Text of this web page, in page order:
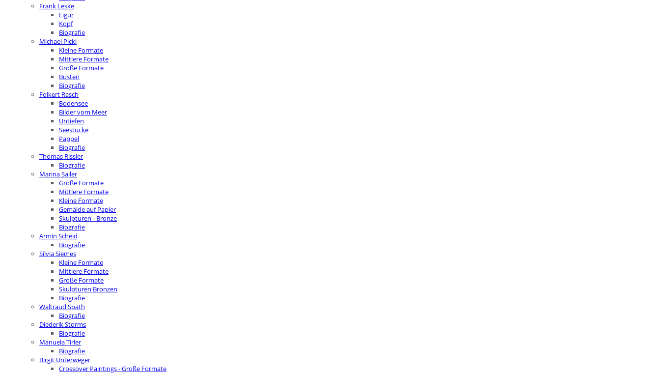
Frank Leske
Figur
Kopf
Biografie
Michael Pickl
Kleine Formate
Mittlere Formate
Große Formate
Büsten
Biografie
Folkert Rasch
Bodensee
Bilder vom Meer
Untiefen
Seestücke
Pappel
Biografie
Thomas Rissler
Biografie
Marina Sailer
Große Formate
Mittlere Formate
Kleine Formate
Gemälde auf Papier
Skulpturen - Bronze
Biografie
Armin Scheid
Biografie
Silvia Siemes
Kleine Formate
Mittlere Formate
Große Formate
Skulpturen Bronzen
Biografie
Waltraud Späth
Biografie
Diederik Storms
Biografie
Manuela Tirler
Biografie
Birgit Unterweger
Crossover Paintings - Große Formate